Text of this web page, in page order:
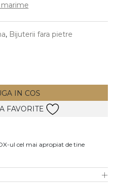
Vezi toate
marime
, Bijuterii fara pietre
IN COS
FAVORITE
ul cel mai apropiat de tine